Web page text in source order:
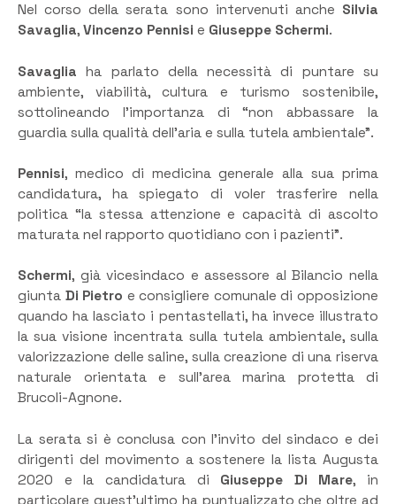
Nel corso della serata sono intervenuti anche Silvia
Savaglia, Vincenzo Pennisi e Giuseppe Schermi.
Savagliaha parlato della necessità di puntare su
ambiente, viabilità, cultura e turismo sostenibile,
sottolineando l’importanza di “non abbassare la
guardia sulla qualità dell’aria e sulla tutela ambientale”.
Pennisi, medico di medicina generale alla sua prima
candidatura, ha spiegato di voler trasferire nella
politica “la stessa attenzione e capacità di ascolto
maturata nel rapporto quotidiano con i pazienti”.
Schermi, già vicesindaco e assessore al Bilancio nella
giunta Di Pietro e consigliere comunale di opposizione
quando ha lasciato i pentastellati, ha invece illustrato
la sua visione incentrata sulla tutela ambientale, sulla
valorizzazione delle saline, sulla creazione di una riserva
naturale orientata e sull’area marina protetta di
Brucoli-Agnone.
La serata si è conclusa con l’invito del sindaco e dei
dirigenti del movimento a sostenere la lista Augusta
2020 e la candidatura di Giuseppe Di Mare, in
particolare quest’ultimo ha puntualizzato che oltre ad